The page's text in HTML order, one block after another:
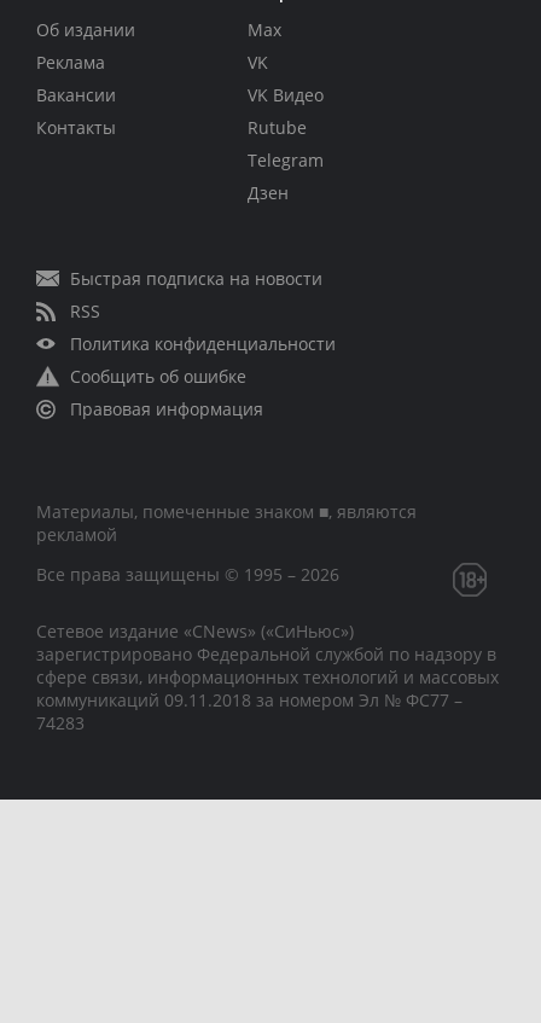
Об издании
Реклама
Вакансии
Контакты
Max
VK
VK Видео
Rutube
Telegram
Дзен
Быстрая подписка на новости
RSS
Политика конфиденциальности
Сообщить об ошибке
Правовая информация
Материалы, помеченные знаком ■, являются
рекламой
Все права защищены © 1995 – 2026
Сетевое издание «CNews» («СиНьюс»)
зарегистрировано Федеральной службой по надзору в
сфере связи, информационных технологий и массовых
коммуникаций 09.11.2018 за номером Эл № ФС77 –
74283